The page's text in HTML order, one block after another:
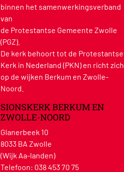
binnen het samenwerkingsverband
van
de Protestantse Gemeente Zwolle
(PGZ).
De kerk behoort tot de Protestantse
Kerk in Nederland (PKN) en richt zich
op de wijken Berkum en Zwolle-
Noord.
SIONSKERK BERKUM EN
ZWOLLE-NOORD
Glanerbeek 10
8033 BA Zwolle
(Wijk Aa-landen)
Telefoon: 038 453 70 75